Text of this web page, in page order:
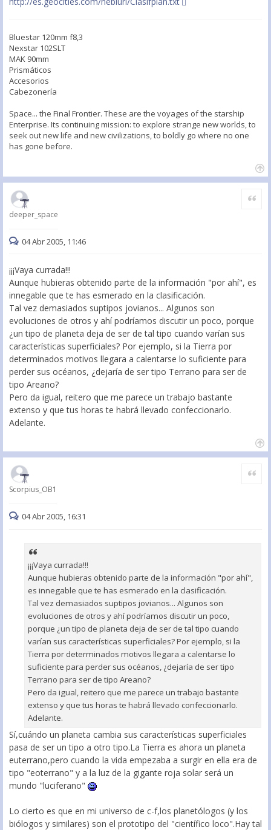
Bluestar 120mm f8,3
Nexstar 102SLT
MAK 90mm
Prismáticos
Accesorios
Cabezonería
Space... the Final Frontier. These are the voyages of the starship
Enterprise. Its continuing mission: to explore strange new worlds, to
seek out new life and new civilizations, to boldly go where no one
has gone before.
deeper_space
Citar
04 Abr 2005, 11:46
¡¡¡Vaya currada!!!
Aunque hubieras obtenido parte de la información "por ahí", es
innegable que te has esmerado en la clasificación.
Tal vez demasiados suptipos jovianos... Algunos son
evoluciones de otros y ahí podríamos discutir un poco, porque
¿un tipo de planeta deja de ser de tal tipo cuando varían sus
características superficiales? Por ejemplo, si la Tierra por
determinados motivos llegara a calentarse lo suficiente para
perder sus océanos, ¿dejaría de ser tipo Terrano para ser de
tipo Areano?
Pero da igual, reitero que me parece un trabajo bastante
extenso y que tus horas te habrá llevado confeccionarlo.
Adelante.
Scorpius_OB1
Citar
04 Abr 2005, 16:31
¡¡¡Vaya currada!!!
Aunque hubieras obtenido parte de la información "por ahí",
es innegable que te has esmerado en la clasificación.
Tal vez demasiados suptipos jovianos... Algunos son
evoluciones de otros y ahí podríamos discutir un poco,
porque ¿un tipo de planeta deja de ser de tal tipo cuando
varían sus características superficiales? Por ejemplo, si la
Tierra por determinados motivos llegara a calentarse lo
suficiente para perder sus océanos, ¿dejaría de ser tipo
Terrano para ser de tipo Areano?
Pero da igual, reitero que me parece un trabajo bastante
extenso y que tus horas te habrá llevado confeccionarlo.
Adelante.
Sí,cuándo un planeta cambia sus características superficiales
pasa de ser un tipo a otro tipo.La Tierra es ahora un planeta
euterrano,pero cuando la vida empezaba a surgir en ella era de
tipo "eoterrano" y a la luz de la gigante roja solar será un
mundo "luciferano"
Lo cierto es que en mi universo de c-f,los planetólogos (y los
biólogos y similares) son el prototipo del "científico loco".Hay tal